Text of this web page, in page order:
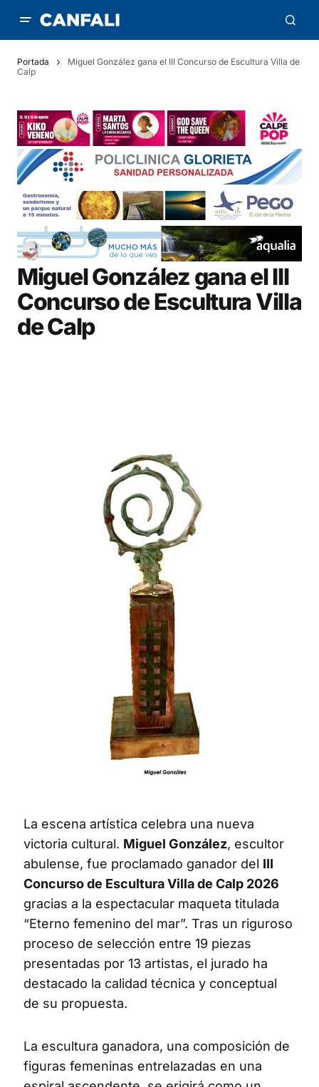
Portada
Miguel González gana el III Concurso de Escultura Villa de
Calp
Miguel González gana el III
Concurso de Escultura Villa
de Calp
La escena artística celebra una nueva
victoria cultural. Miguel González, escultor
abulense, fue proclamado ganador del III
Concurso de Escultura Villa de Calp 2026
gracias a la espectacular maqueta titulada
“Eterno femenino del mar”. Tras un riguroso
proceso de selección entre 19 piezas
presentadas por 13 artistas, el jurado ha
destacado la calidad técnica y conceptual
de su propuesta.
La escultura ganadora, una composición de
figuras femeninas entrelazadas en una